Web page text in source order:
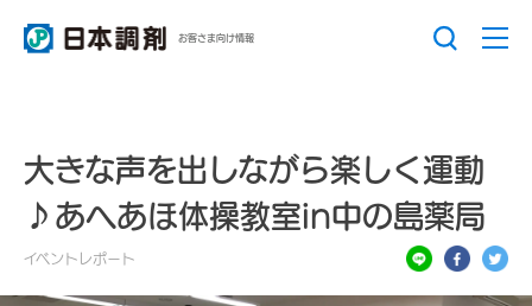
お客さま向け情報
大きな声を出しながら楽しく運動
♪あへあほ体操教室in中の島薬局
イベントレポート